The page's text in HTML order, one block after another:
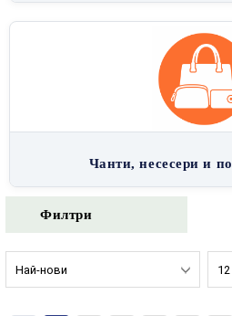
Чанти, несесери и
Филтри